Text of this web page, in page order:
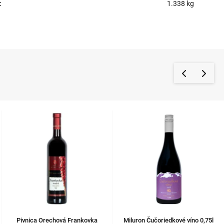
1.338 kg
Pivnica Orechová Frankovka Miluron Čučoriedkové víno 0,75l